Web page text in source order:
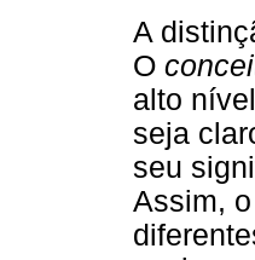
A
O
alto
seja
seu
Assim,